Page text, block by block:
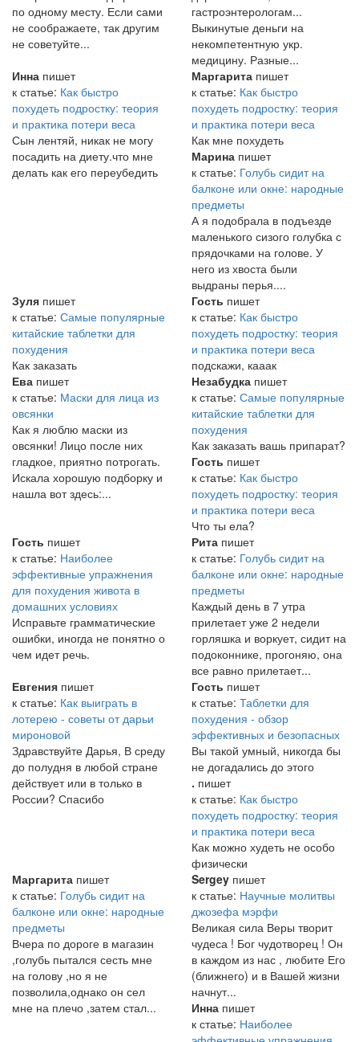
по одному месту. Если сами
не соображаете, так другим
не советуйте...
гастроэнтерологам...
Выкинутые деньги на
некомпетентную укр.
медицину. Разные...
Инна пишет
к статье: Как быстро
похудеть подростку: теория
и практика потери веса
Сын лентяй, никак не могу
посадить на диету.что мне
делать как его переубедить
Маргарита пишет
к статье: Как быстро
похудеть подростку: теория
и практика потери веса
Как мне похудеть
Марина пишет
к статье: Голубь сидит на
балконе или окне: народные
предметы
А я подобрала в подъезде
маленького сизого голубка с
прядочками на голове. У
него из хвоста были
выдраны перья....
Зуля пишет
к статье: Самые популярные
китайские таблетки для
похудения
Как заказать
Гость пишет
к статье: Как быстро
похудеть подростку: теория
и практика потери веса
подскажи, кааак
Ева пишет
к статье: Маски для лица из
овсянки
Как я люблю маски из
овсянки! Лицо после них
гладкое, приятно потрогать.
Искала хорошую подборку и
нашла вот здесь:...
Незабудка пишет
к статье: Самые популярные
китайские таблетки для
похудения
Как заказать вашь припарат?
Гость пишет
к статье: Как быстро
похудеть подростку: теория
и практика потери веса
Что ты ела?
Гость пишет
к статье: Наиболее
эффективные упражнения
для похудения живота в
домашних условиях
Исправьте грамматические
ошибки, иногда не понятно о
чем идет речь.
Рита пишет
к статье: Голубь сидит на
балконе или окне: народные
предметы
Каждый день в 7 утра
прилетает уже 2 недели
горляшка и воркует, сидит на
подоконнике, прогоняю, она
все равно прилетает...
Евгения пишет
к статье: Как выиграть в
лотерею - советы от дарьи
мироновой
Здравствуйте Дарья, В среду
до полудня в любой стране
действует или в только в
России? Спасибо
Гость пишет
к статье: Таблетки для
похудения - обзор
эффективных и безопасных
Вы такой умный, никогда бы
не догадались до этого
. пишет
к статье: Как быстро
похудеть подростку: теория
и практика потери веса
Как можно худеть не особо
физически
Маргарита пишет
к статье: Голубь сидит на
балконе или окне: народные
предметы
Вчера по дороге в магазин
,голубь пытался сесть мне
на голову ,но я не
позволила,однако он сел
мне на плечо ,затем стал...
Sergey пишет
к статье: Научные молитвы
джозефа мэрфи
Великая сила Веры творит
чудеса ! Бог чудотворец ! Он
в каждом из нас , любите Его
(ближнего) и в Вашей жизни
начнут...
Инна пишет
к статье: Наиболее